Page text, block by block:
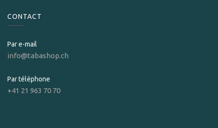
CONTACT
Par e-mail
info@tabashop.ch
Par téléphone
+41 21 963 70 70